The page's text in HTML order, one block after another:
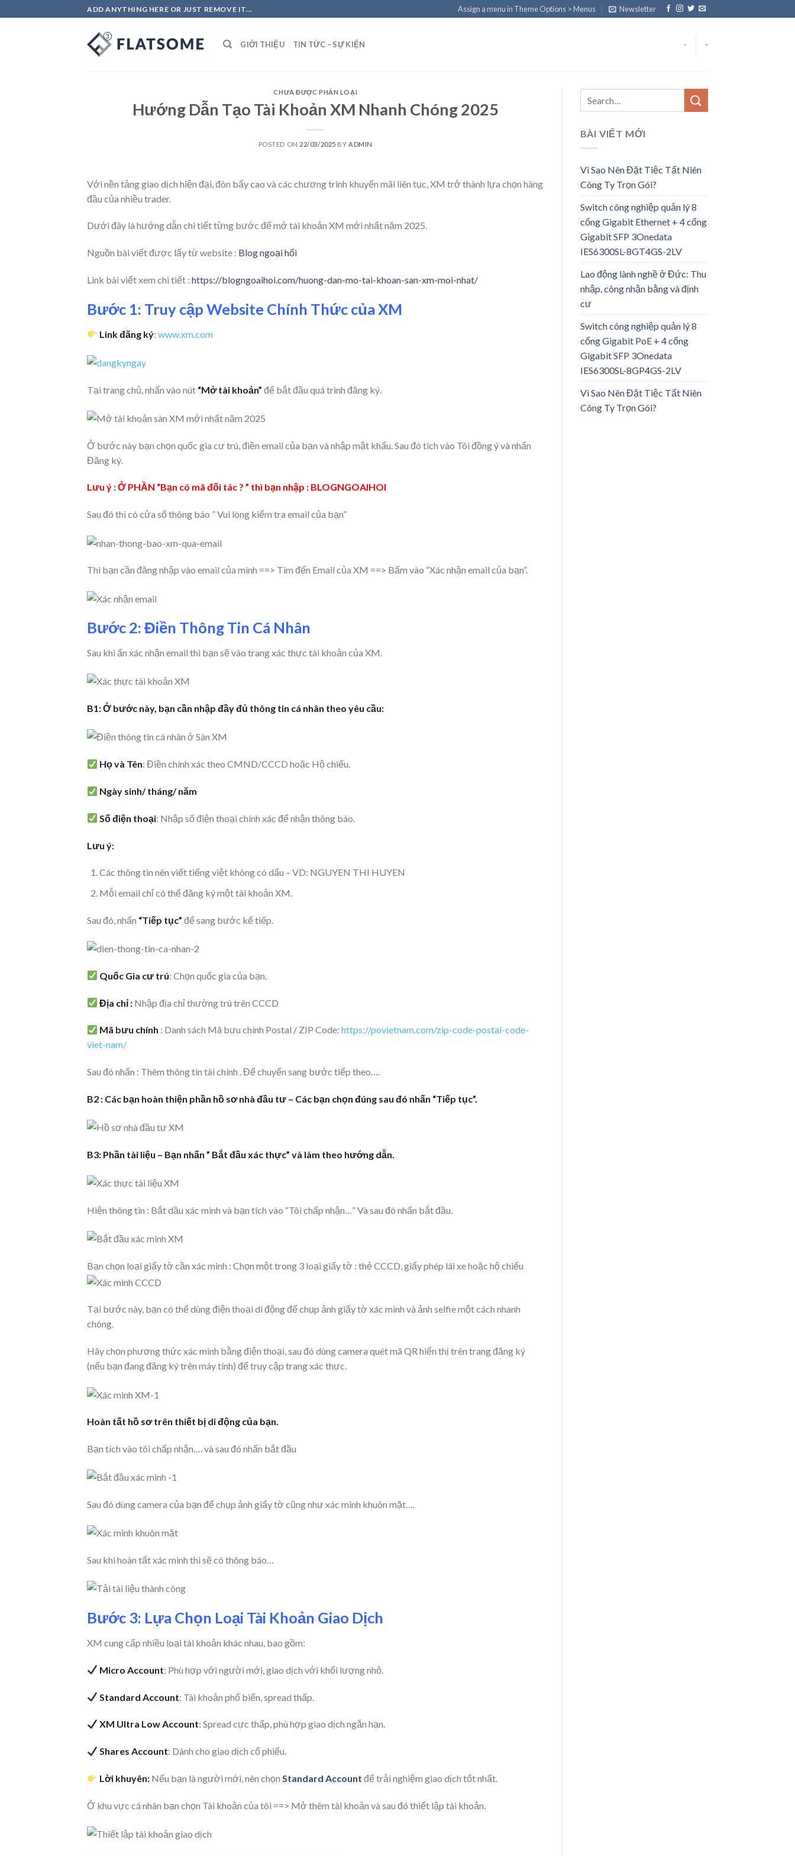
to
ADD ANYTHING HERE OR JUST REMOVE IT... Assign a menu in Theme Options > Menus Newsletter
GIỚI THIỆU TIN TỨC – SỰ KIỆN - -
CHƯA ĐƯỢC PHÂN LOẠI
Hướng Dẫn Tạo Tài Khoản XM Nhanh Chóng 2025
POSTED ON 22/03/2025 BY ADMIN
Với nền tảng giao dịch hiện đại, đòn bẩy cao và các chương trình khuyến mãi liên tục, XM trở thành lựa chọn hàng
đầu của nhiều trader.
Dưới đây là hướng dẫn chi tiết từng bước để mở tài khoản XM mới nhất năm 2025.
Nguồn bài viết được lấy từ website : Blog ngoại hối
Link bài viết xem chi tiết : https://blogngoaihoi.com/huong-dan-mo-tai-khoan-san-xm-moi-nhat/
Bước 1: Truy cập Website Chính Thức của XM
Link đăng ký:www.xm.com
Tại trang chủ, nhấn vào nút “Mở tài khoản” để bắt đầu quá trình đăng ký.
Ở bước này bạn chọn quốc gia cư trú, điền email của bạn và nhập mật khẩu. Sau đó tích vào Tôi đồng ý và nhấn
Đăng ký.
Lưu ý : Ở PHẦN “Bạn có mã đối tác ? ” thì bạn nhập : BLOGNGOAIHOI
Sau đó thì có cửa sổ thông báo ” Vui lòng kiểm tra email của bạn”
Thì bạn cần đăng nhập vào email của mình ==> Tìm đến Email của XM ==> Bấm vào “Xác nhận email của bạn”.
Bước 2: Điền Thông Tin Cá Nhân
Sau khi ấn xác nhận email thì bạn sẽ vào trang xác thực tài khoản của XM.
B1: Ở bước này, bạn cần nhập đầy đủ thông tin cá nhân theo yêu cầu:
Họ và Tên: Điền chính xác theo CMND/CCCD hoặc Hộ chiếu.
Ngày sinh/ tháng/ năm
Số điện thoại: Nhập số điện thoại chính xác để nhận thông báo.
Lưu ý:
Các thông tin nên viết tiếng việt không có dấu – VD: NGUYEN THI HUYEN
Mỗi email chỉ có thể đăng ký một tài khoản XM.
Sau đó, nhấn “Tiếp tục” để sang bước kế tiếp.
Quốc Gia cư trú: Chọn quốc gia của bạn.
Địa chỉ : Nhập địa chỉ thường trú trên CCCD
Mã bưu chính : Danh sách Mã bưu chính Postal / ZIP Code:https://povietnam.com/zip-code-postal-code-
viet-nam/
Sau đó nhấn : Thêm thông tin tài chính . Để chuyển sang bước tiếp theo….
B2 : Các bạn hoàn thiện phần hồ sơ nhà đầu tư – Các bạn chọn đúng sau đó nhấn “Tiếp tục”.
B3: Phần tài liệu – Bạn nhấn ” Bắt đầu xác thực” và làm theo hướng dẫn.
Hiện thông tin : Bắt dầu xác minh và bạn tích vào “Tôi chấp nhận…” Và sau đó nhấn bắt đầu.
Bạn chọn loại giấy tờ cần xác minh : Chọn một trong 3 loại giấy tờ : thẻ CCCD, giấy phép lái xe hoặc hộ chiếu
Tại bước này, bạn có thể dùng điện thoại di động để chụp ảnh giấy tờ xác minh và ảnh selfie một cách nhanh
chóng.
Hãy chọn phương thức xác minh bằng điện thoại, sau đó dùng camera quét mã QR hiển thị trên trang đăng ký
(nếu bạn đang đăng ký trên máy tính) để truy cập trang xác thực.
Hoàn tất hồ sơ trên thiết bị di động của bạn.
Bạn tích vào tôi chấp nhận…. và sau đó nhấn bắt đầu
Sau đó dùng camera của bạn để chụp ảnh giấy tờ cũng như xác minh khuôn mặt….
Sau khi hoàn tất xác minh thì sẽ có thông báo…
Bước 3: Lựa Chọn Loại Tài Khoản Giao Dịch
XM cung cấp nhiều loại tài khoản khác nhau, bao gồm:
Micro Account: Phù hợp với người mới, giao dịch với khối lượng nhỏ.
Standard Account: Tài khoản phổ biến, spread thấp.
XM Ultra Low Account: Spread cực thấp, phù hợp giao dịch ngắn hạn.
Shares Account: Dành cho giao dịch cổ phiếu.
Lời khuyên: Nếu bạn là người mới, nên chọnStandard Account để trải nghiệm giao dịch tốt nhất.
Ở khu vực cá nhân bạn chọn Tài khoản của tôi ==> Mở thêm tài khoản và sau đó thiết lập tài khoản.
BÀI VIẾT MỚI
Vì Sao Nên Đặt Tiệc Tất Niên
Công Ty Trọn Gói?
Switch công nghiệp quản lý 8
cổng Gigabit Ethernet + 4 cổng
Gigabit SFP 3Onedata
IES6300SL-8GT4GS-2LV
Lao động lành nghề ở Đức: Thu
nhập, công nhận bằng và định
cư
Switch công nghiệp quản lý 8
cổng Gigabit PoE + 4 cổng
Gigabit SFP 3Onedata
IES6300SL-8GP4GS-2LV
Vì Sao Nên Đặt Tiệc Tất Niên
Công Ty Trọn Gói?